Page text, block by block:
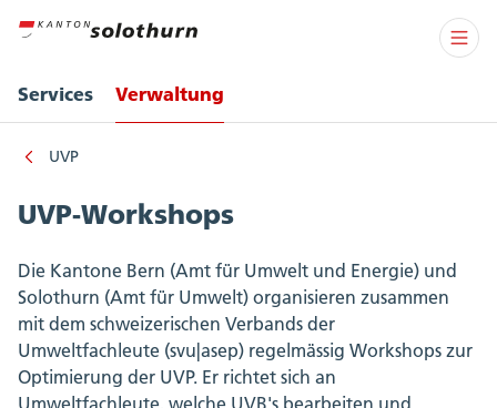
Services Verwaltung
UVP
UVP-Workshops
Die Kantone Bern (Amt für Umwelt und Energie) und
Solothurn (Amt für Umwelt) organisieren zusammen
mit dem schweizerischen Verbands der
Umweltfachleute (svu|asep) regelmässig Workshops zur
Optimierung der UVP. Er richtet sich an
Umweltfachleute, welche UVB's bearbeiten und